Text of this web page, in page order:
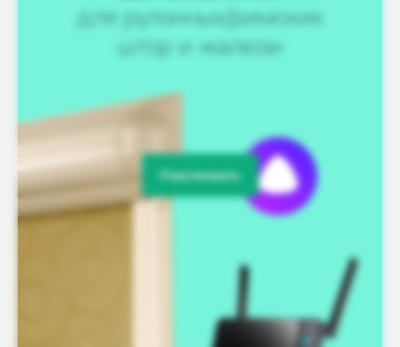
Участвовать